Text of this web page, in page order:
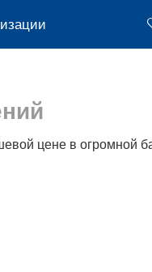
цене в огромной